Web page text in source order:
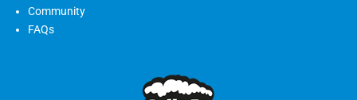
Community
FAQs